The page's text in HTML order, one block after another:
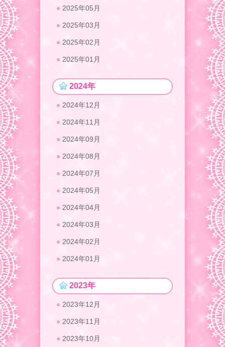
2025年05月
2025年03月
2025年02月
2025年01月
2024年
2024年12月
2024年11月
2024年09月
2024年08月
2024年07月
2024年05月
2024年04月
2024年03月
2024年02月
2024年01月
2023年
2023年12月
2023年11月
2023年10月